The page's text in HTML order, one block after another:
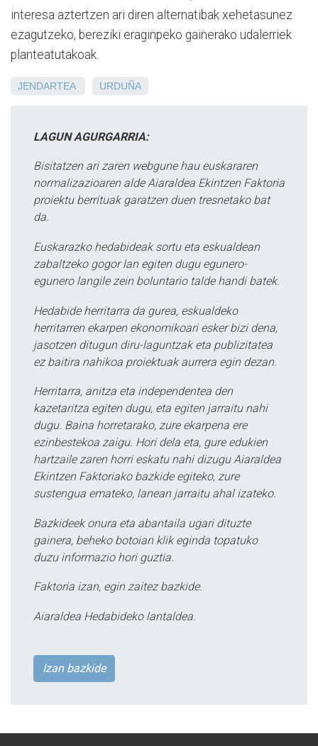
interesa aztertzen ari diren alternatibak xehetasunez
ezagutzeko, bereziki eraginpeko gainerako udalerriek
planteatutakoak.
JENDARTEA URDUÑA
LAGUN AGURGARRIA:
Bisitatzen ari zaren webgune hau euskararen
normalizazioaren alde Aiaraldea Ekintzen Faktoria
proiektu berrituak garatzen duen tresnetako bat
da.
Euskarazko hedabideak sortu eta eskualdean
zabaltzeko gogor lan egiten dugu egunero-
egunero langile zein boluntario talde handi batek.
Hedabide herritarra da gurea, eskualdeko
herritarren ekarpen ekonomikoari esker bizi dena,
jasotzen ditugun diru-laguntzak eta publizitatea
ez baitira nahikoa proiektuak aurrera egin dezan.
Herritarra, anitza eta independentea den
kazetaritza egiten dugu, eta egiten jarraitu nahi
dugu. Baina horretarako, zure ekarpena ere
ezinbestekoa zaigu. Hori dela eta, gure edukien
hartzaile zaren horri eskatu nahi dizugu Aiaraldea
Ekintzen Faktoriako bazkide egiteko, zure
sustengua emateko, lanean jarraitu ahal izateko.
Bazkideek onura eta abantaila ugari dituzte
gainera, beheko botoian klik eginda topatuko
duzu informazio hori guztia.
Faktoria izan, egin zaitez bazkide.
Aiaraldea Hedabideko lantaldea.
Izan bazkide